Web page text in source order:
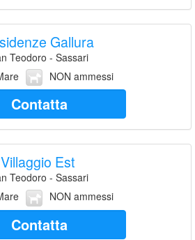
Gallura
Teodoro - Sassari
NON ammessi
Contatta
Villaggio Est
Teodoro - Sassari
NON ammessi
Contatta